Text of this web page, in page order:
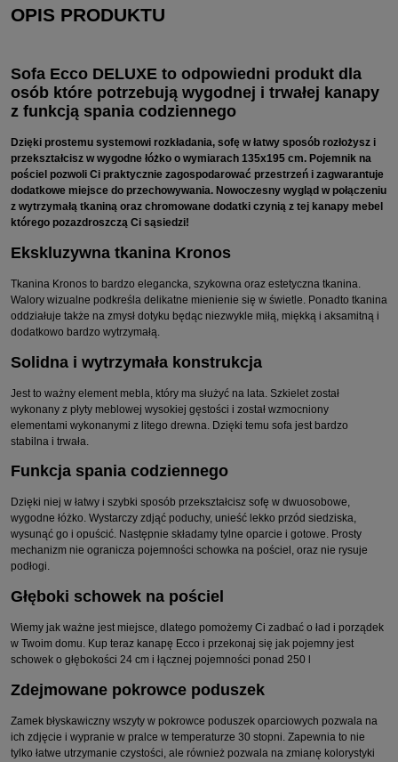
OPIS PRODUKTU
Sofa Ecco DELUXE to odpowiedni produkt dla
osób które potrzebują wygodnej i trwałej kanapy
z funkcją spania codziennego
Dzięki prostemu systemowi rozkładania, sofę w łatwy sposób rozłożysz i
przekształcisz w wygodne łóżko o wymiarach 135x195 cm. Pojemnik na
pościel pozwoli Ci praktycznie zagospodarować przestrzeń i zagwarantuje
dodatkowe miejsce do przechowywania. Nowoczesny wygląd w połączeniu
z wytrzymałą tkaniną oraz chromowane dodatki czynią z tej kanapy mebel
którego pozazdroszczą Ci sąsiedzi!
Ekskluzywna tkanina Kronos
Tkanina Kronos to bardzo elegancka, szykowna oraz estetyczna tkanina.
Walory wizualne podkreśla delikatne mienienie się w świetle. Ponadto tkanina
oddziałuje także na zmysł dotyku będąc niezwykle miłą, miękką i aksamitną i
dodatkowo bardzo wytrzymałą.
Solidna i wytrzymała konstrukcja
Jest to ważny element mebla, który ma służyć na lata. Szkielet został
wykonany z płyty meblowej wysokiej gęstości i został wzmocniony
elementami wykonanymi z litego drewna. Dzięki temu sofa jest bardzo
stabilna i trwała.
Funkcja spania codziennego
Dzięki niej w łatwy i szybki sposób przekształcisz sofę w dwuosobowe,
wygodne łóżko. Wystarczy zdjąć poduchy, unieść lekko przód siedziska,
wysunąć go i opuścić. Następnie składamy tylne oparcie i gotowe. Prosty
mechanizm nie ogranicza pojemności schowka na pościel, oraz nie rysuje
podłogi.
Głęboki schowek na pościel
Wiemy jak ważne jest miejsce, dlatego pomożemy Ci zadbać o ład i porządek
w Twoim domu. Kup teraz kanapę Ecco i przekonaj się jak pojemny jest
schowek o głębokości 24 cm i łącznej pojemności ponad 250 l
Zdejmowane pokrowce poduszek
Zamek błyskawiczny wszyty w pokrowce poduszek oparciowych pozwala na
ich zdjęcie i wypranie w pralce w temperaturze 30 stopni. Zapewnia to nie
tylko łatwe utrzymanie czystości, ale również pozwala na zmianę kolorystyki